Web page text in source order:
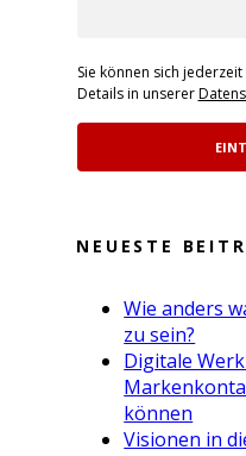
Sie können sich
Details in unserer
NEUESTE
Wie anders
zu sein?
Digitale
können
Visionen in